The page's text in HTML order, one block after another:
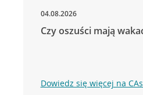
04.08.2026
Czy oszuści mają
Dowiedz się więcej na